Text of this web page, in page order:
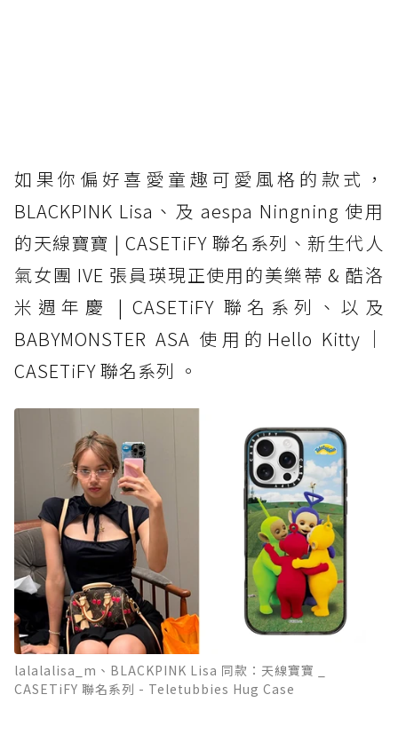
如果你偏好喜愛童趣可愛風格的款式，
BLACKPINK Lisa、及 aespa Ningning 使用
的天線寶寶 | CASETiFY 聯名系列、新生代人
氣女團 IVE 張員瑛現正使用的美樂蒂 & 酷洛
米週年慶 | CASETiFY 聯名系列、以及
BABYMONSTER ASA 使用的Hello Kitty｜
CASETiFY 聯名系列 。
lalalalisa_m、BLACKPINK Lisa 同款：天線寶寶 _
CASETiFY 聯名系列 - Teletubbies Hug Case